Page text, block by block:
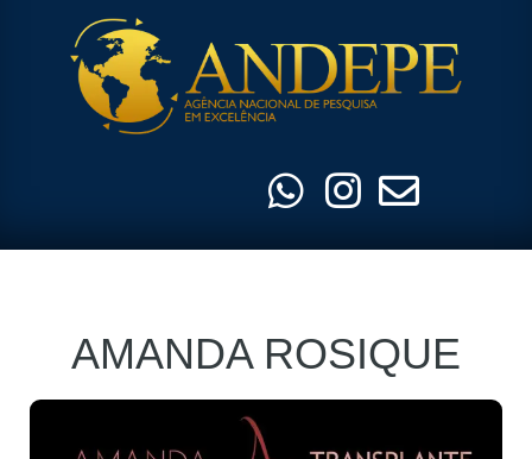
AMANDA ROSIQUE